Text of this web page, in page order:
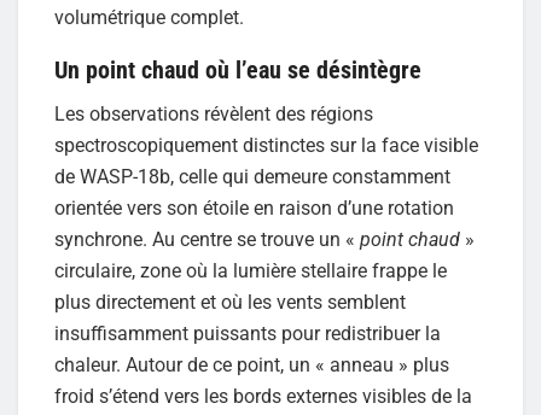
volumétrique complet.
Un point chaud où l’eau se désintègre
Les observations révèlent des régions
spectroscopiquement distinctes sur la face visible
de WASP-18b, celle qui demeure constamment
orientée vers son étoile en raison d’une rotation
synchrone. Au centre se trouve un « point chaud »
circulaire, zone où la lumière stellaire frappe le
plus directement et où les vents semblent
insuffisamment puissants pour redistribuer la
chaleur. Autour de ce point, un « anneau » plus
froid s’étend vers les bords externes visibles de la